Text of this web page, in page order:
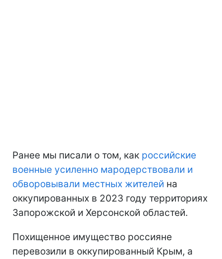
Ранее мы писали о том, как российские
военные усиленно мародерствовали и
обворовывали местных жителей на
оккупированных в 2023 году территориях
Запорожской и Херсонской областей.
Похищенное имущество россияне
перевозили в оккупированный Крым, а